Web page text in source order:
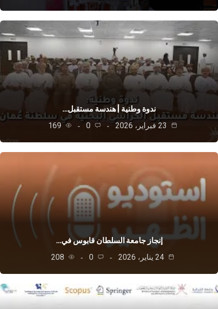
ندوة وطنية | هندسة مستقبل…
0
169
إنجاز جامعة السلطان قابوس في…
0
208